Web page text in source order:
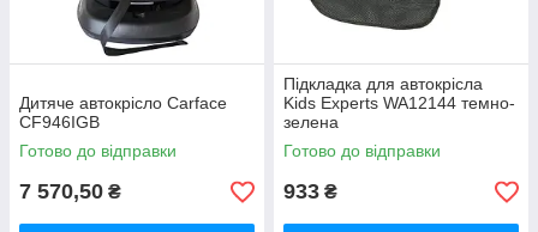
Дитяче автокрісло Carface
CF946IGB
Готово до відправки
7 570,50 ₴
Підкладка для автокрісла
Kids Experts WA12144 темно-
зелена
Готово до відправки
933 ₴